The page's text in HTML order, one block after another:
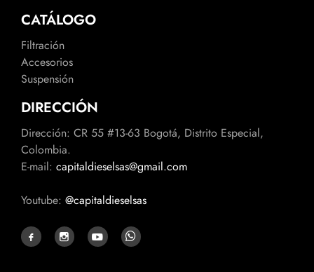
CATÁLOGO
Filtración
Accesorios
Suspensión
DIRECCIÓN
Dirección: CR 55 #13-63 Bogotá, Distrito Especial,
Colombia.
E-mail: capitaldieselsas@gmail.com
Youtube: @capitaldieselsas